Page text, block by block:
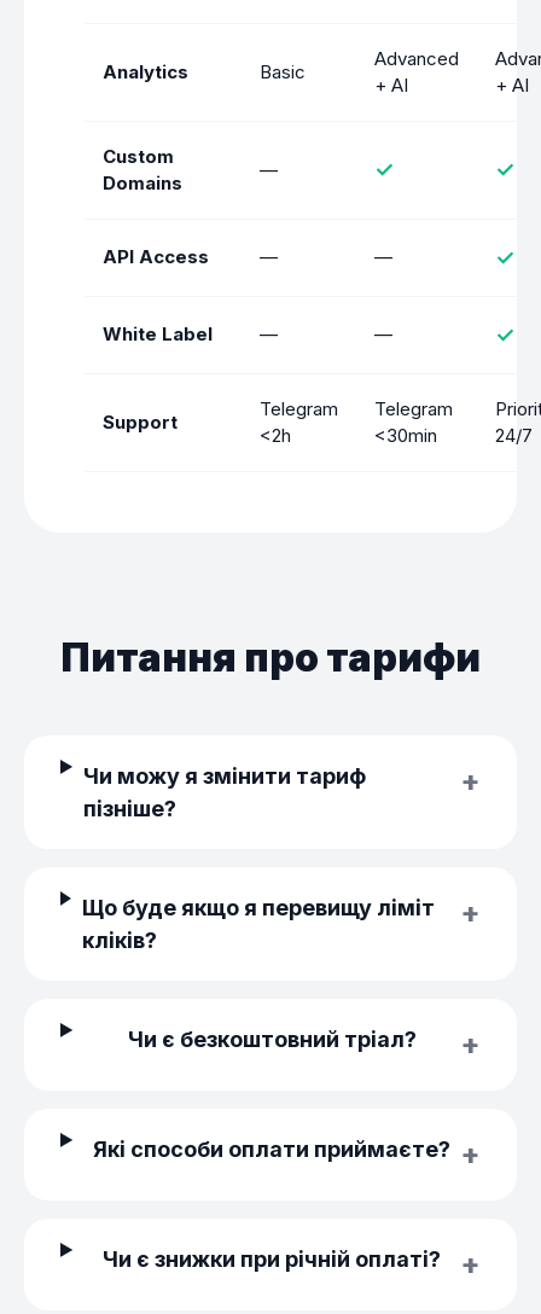
Analytics Basic
Advanced
+ AI
+ AI
Custom
Domains
— ✓ ✓
API Access — — ✓
White Label — — ✓
Support
Telegram
<2h
Telegram
<30min
24/7
Питання про тарифи
Чи можу я змінити тариф
пізніше?
Що буде якщо я перевищу ліміт
кліків?
Чи є безкоштовний тріал?
Які способи оплати приймаєте?
Чи є знижки при річній оплаті?